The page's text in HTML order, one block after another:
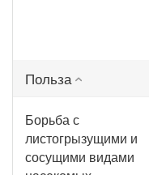
Польза
Борьба с
листогрызущими и
сосущими видами